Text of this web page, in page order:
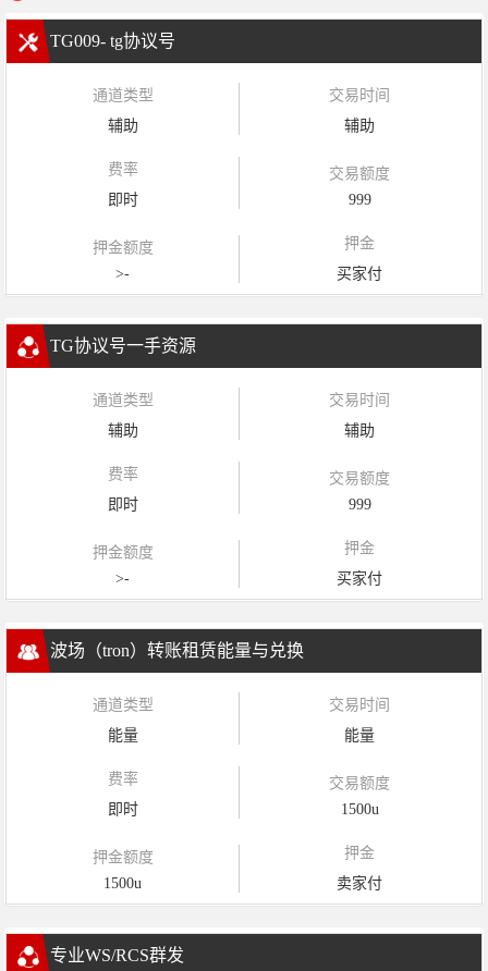
TG009- tg协议号
通道类型
辅助
交易时间
辅助
费率
即时
交易额度
999
押金额度
>-
押金
买家付
TG协议号一手资源
通道类型
辅助
交易时间
辅助
费率
即时
交易额度
999
押金额度
>-
押金
买家付
波场（tron）转账租赁能量与兑换
通道类型
能量
交易时间
能量
费率
即时
交易额度
1500u
押金额度
1500u
押金
卖家付
专业WS/RCS群发